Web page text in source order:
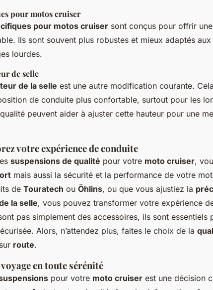
pour motos cruiser
pour motos cruiser sont conçus pour offrir
Ils sont souvent plus robustes et mieux adaptés
lourdes.
de selle
de la selle est une autre modification courante.
de conduite plus confortable, surtout pour les
peuvent aider à ajuster cette hauteur pour une
votre expérience de conduite
suspensions de qualité pour votre moto cruiser,
mais aussi la sécurité et la performance de votre
de Touratech ou Öhlins, ou que vous ajustiez la
la selle, vous pouvez transformer votre expérience
pas simplement des accessoires, ils sont essentiels
Alors, n’attendez plus, faites le choix de la
route.
en toute sérénité
pour votre moto cruiser est une décision